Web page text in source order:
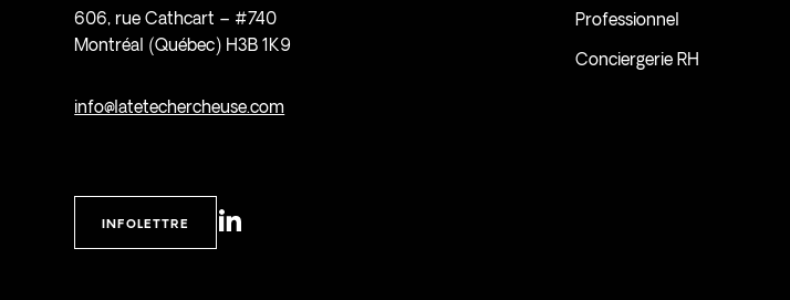
606, rue Cathcart – #740
Montréal (Québec) H3B 1K9
info@latetechercheuse.com
INFOLETTRE
Professionnel
Conciergerie RH